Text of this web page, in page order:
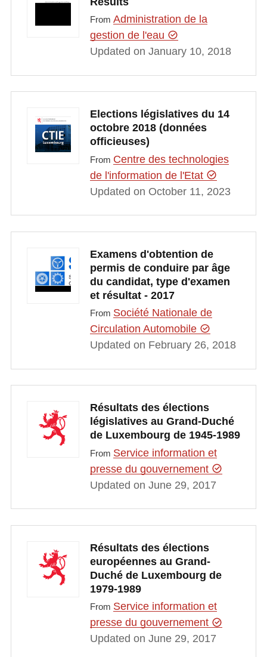
From Administration de la
gestion de l'eau
Updated on January 10, 2018
Elections législatives du 14
octobre 2018 (données
officieuses)
From Centre des technologies
de l'information de l'Etat
Updated on October 11, 2023
Examens d'obtention de
permis de conduire par âge
du candidat, type d'examen
et résultat - 2017
From Société Nationale de
Circulation Automobile
Updated on February 26, 2018
Résultats des élections
législatives au Grand-Duché
de Luxembourg de 1945-1989
From Service information et
presse du gouvernement
Updated on June 29, 2017
Résultats des élections
européennes au Grand-
Duché de Luxembourg de
1979-1989
From Service information et
presse du gouvernement
Updated on June 29, 2017